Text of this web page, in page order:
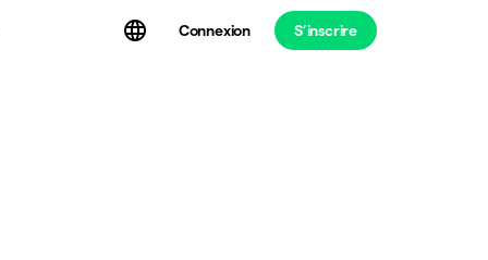
Connexion S’inscrire